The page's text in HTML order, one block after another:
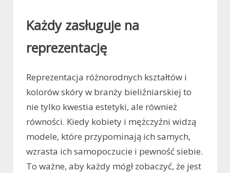
Każdy zasługuje na
reprezentację
Reprezentacja różnorodnych kształtów i
kolorów skóry w branży bieliźniarskiej to
nie tylko kwestia estetyki, ale również
równości. Kiedy kobiety i mężczyźni widzą
modele, które przypominają ich samych,
wzrasta ich samopoczucie i pewność siebie.
To ważne, aby każdy mógł zobaczyć, że jest